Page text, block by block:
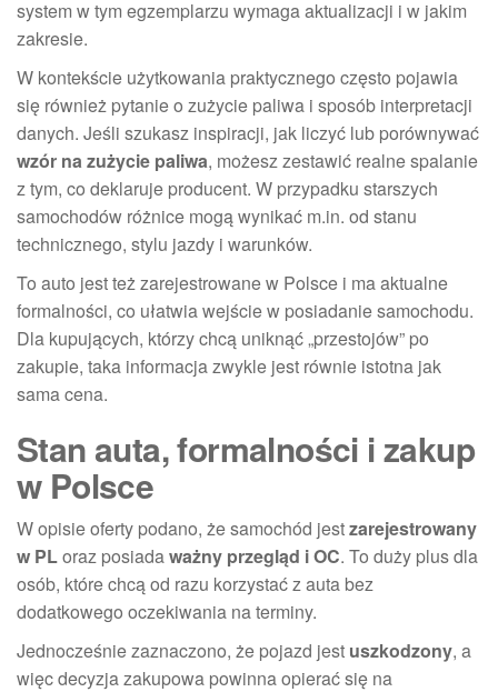
system w tym egzemplarzu wymaga aktualizacji i w jakim
zakresie.
W kontekście użytkowania praktycznego często pojawia
się również pytanie o zużycie paliwa i sposób interpretacji
danych. Jeśli szukasz inspiracji, jak liczyć lub porównywać
wzór na zużycie paliwa, możesz zestawić realne spalanie
z tym, co deklaruje producent. W przypadku starszych
samochodów różnice mogą wynikać m.in. od stanu
technicznego, stylu jazdy i warunków.
To auto jest też zarejestrowane w Polsce i ma aktualne
formalności, co ułatwia wejście w posiadanie samochodu.
Dla kupujących, którzy chcą uniknąć „przestojów” po
zakupie, taka informacja zwykle jest równie istotna jak
sama cena.
Stan auta, formalności i zakup
w Polsce
W opisie oferty podano, że samochód jestzarejestrowany
w PLoraz posiadaważny przegląd i OC. To duży plus dla
osób, które chcą od razu korzystać z auta bez
dodatkowego oczekiwania na terminy.
Jednocześnie zaznaczono, że pojazd jest uszkodzony, a
więc decyzja zakupowa powinna opierać się na